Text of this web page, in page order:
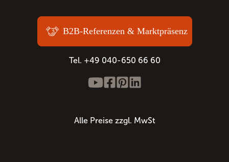
B2B-Referenzen & Marktpräsenz
Tel. +49 040-650 66 60
Alle Preise zzgl. MwSt